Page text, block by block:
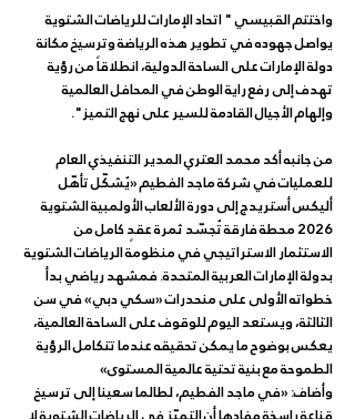
واختتم القبيسي " اتحاد الإمارات للرياضات الشتوية
يواصل جهوده في تطوير هذه الرياضة وترسيخ مكانة
دولة الإمارات على الساحة الدولية، انطلاقاً من رؤية
تهدف إلى رفع راية الوطن في المحافل العالمية
وإلهام الأجيال القادمة للسير على نهج التميز".
من جانبه أكد محمد العتري المدير التنفيذي العام
للعمليات في شركة ماجد الفطيم «يُشكّل تأهّل
أليكس أستريدج إلى دورة الألعاب الأولمبية الشتوية
2026 محطة فارقة تُجسّد ثمرة عقدٍ كامل من
الاستثمار الاستراتيجي في منظومة الرياضات الشتوية
بدولة الإمارات العربية المتحدة. فمشهد رياضي بدأ
خطواته الأولى على منحدرات «سكي دبي» في سن
الثالثة، ويستعد اليوم للوقوف على الساحة العالمية،
يعكس بوضوح ما يمكن تحقيقه عندما تتكامل الرؤية
الطموحة مع بنية تحتية عالمية المستوى»
وأضاف: «في ماجد الفطيم، لطالما سعينا إلى ترسيخ